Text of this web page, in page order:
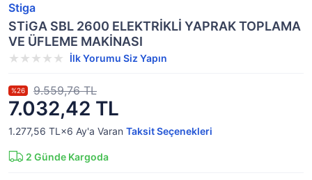
Stiga
STiGA SBL 2600 ELEKTRİKLİ YAPRAK TOPLAMA
VE ÜFLEME MAKİNASI
İlk Yorumu Siz Yapın
7.032,42 TL
%26 9.559,76 TL
1.277,56 TL×6 Ay'a Varan Taksit Seçenekleri
2 Günde Kargoda